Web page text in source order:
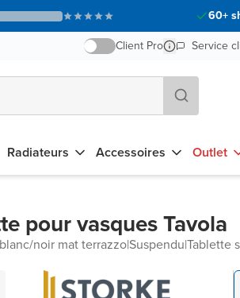
60+
Client Pro
Service
Radiateurs Accessoires Outlet
pour vasques Tavola
noir mat terrazzo|Suspendu|Tablette